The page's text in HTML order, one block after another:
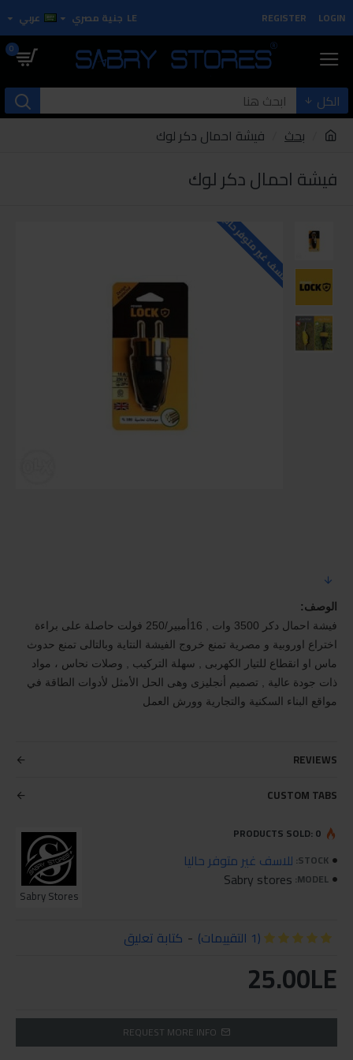
LOGIN
REGISTER
LE جنية مصري عربي
0
الكل
بحث
فيشة احمال دكر لوك
فيشة احمال دكر لوك
للاسف غير متوفر حاليا
الوصف:
فيشة احمال دكر 3500 وات , 16أمبير/250 فولت حاصلة على براءة
اختراع اوروبية و مصرية تمنع خروج الفيشة النتاية وبالتالى تمنع حدوث
ماس او انقطاع للتيار الكهربى , سهلة التركيب , وصلات نحاس ، مواد
ذات جودة عالية , تصميم أنجليزى وهى الحل الأمثل لأدوات الطاقة في
مواقع البناء السكنية والتجارية وورش العمل
REVIEWS
CUSTOM TABS
STOCK: للاسف غير متوفر حاليا
MODEL:
Sabry stores
Sabry Stores
PRODUCTS SOLD: 0
(1 التقييمات) - كتابة تعليق
25.00LE
REQUEST MORE INFO